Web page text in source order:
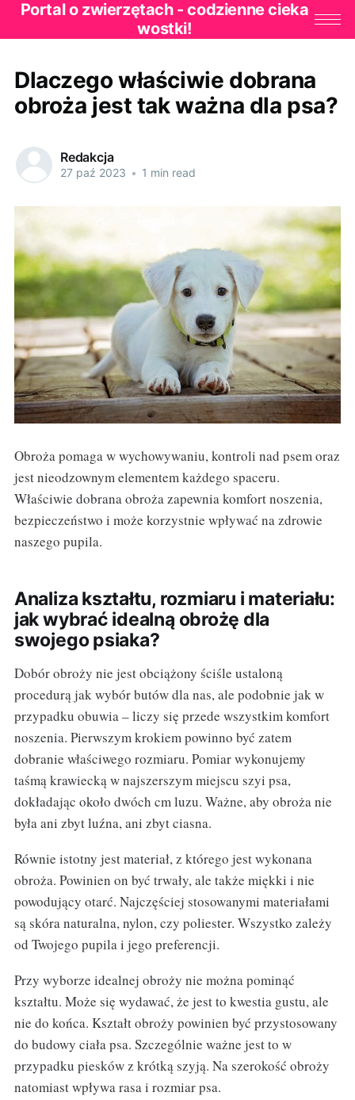
Portal o zwierzętach - codzienne cieka
wostki!
Dlaczego właściwie dobrana
obroża jest tak ważna dla psa?
Redakcja
27 paź 2023 • 1 min read
Obroża pomaga w wychowywaniu, kontroli nad psem oraz
jest nieodzownym elementem każdego spaceru.
Właściwie dobrana obroża zapewnia komfort noszenia,
bezpieczeństwo i może korzystnie wpływać na zdrowie
naszego pupila.
Analiza kształtu, rozmiaru i materiału:
jak wybrać idealną obrożę dla
swojego psiaka?
Dobór obroży nie jest obciążony ściśle ustaloną
procedurą jak wybór butów dla nas, ale podobnie jak w
przypadku obuwia – liczy się przede wszystkim komfort
noszenia. Pierwszym krokiem powinno być zatem
dobranie właściwego rozmiaru. Pomiar wykonujemy
taśmą krawiecką w najszerszym miejscu szyi psa,
dokładając około dwóch cm luzu. Ważne, aby obroża nie
była ani zbyt luźna, ani zbyt ciasna.
Równie istotny jest materiał, z którego jest wykonana
obroża. Powinien on być trwały, ale także miękki i nie
powodujący otarć. Najczęściej stosowanymi materiałami
są skóra naturalna, nylon, czy poliester. Wszystko zależy
od Twojego pupila i jego preferencji.
Przy wyborze idealnej obroży nie można pominąć
kształtu. Może się wydawać, że jest to kwestia gustu, ale
nie do końca. Kształt obroży powinien być przystosowany
do budowy ciała psa. Szczególnie ważne jest to w
przypadku piesków z krótką szyją. Na szerokość obroży
natomiast wpływa rasa i rozmiar psa.